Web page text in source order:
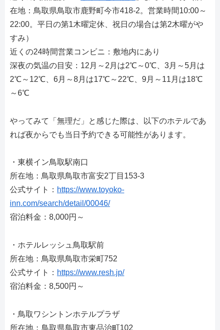
在地：鳥取県鳥取市鹿野町今市418-2。営業時間10:00～
22:00。平日の第1木曜定休、祝日の場合は第2木曜がや
すみ）
近くの24時間営業コンビニ：敷地内にあり
深夜の気温の目安：12月～2月は2℃～0℃、3月～5月は
2℃～12℃、6月～8月は17℃～22℃、9月～11月は18℃
～6℃
やってみて「無理だ」と感じた際は、以下のホテルであ
れば夜からでも当日予約できる可能性があります。
・東横イン鳥取駅南口
所在地：鳥取県鳥取市富安2丁目153-3
公式サイト： https://www.toyoko-
inn.com/search/detail/00046/
宿泊料金：8,000円～
・ホテルレッシュ鳥取駅前
所在地：鳥取県鳥取市栄町752
公式サイト： https://www.resh.jp/
宿泊料金：8,500円～
・鳥取ワシントンホテルプラザ
所在地：鳥取県鳥取市東品治町102